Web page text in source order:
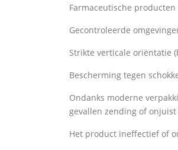
Farmaceutische producten
Gecontroleerde
Strikte verticale oriëntatie
Bescherming tegen
Ondanks moderne
gevallen zending of
Het product ineffectief of